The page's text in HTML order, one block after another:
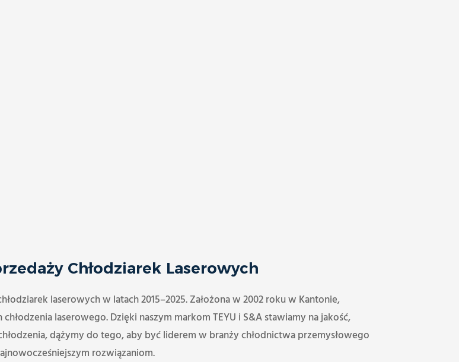
Chłodziarek Laserowych
laserowych w latach 2015–2025. Założona w 2002 roku w Kantonie,
laserowego. Dzięki naszym markom TEYU i S&A stawiamy na jakość,
dążymy do tego, aby być liderem w branży chłodnictwa przemysłowego
rozwiązaniom.